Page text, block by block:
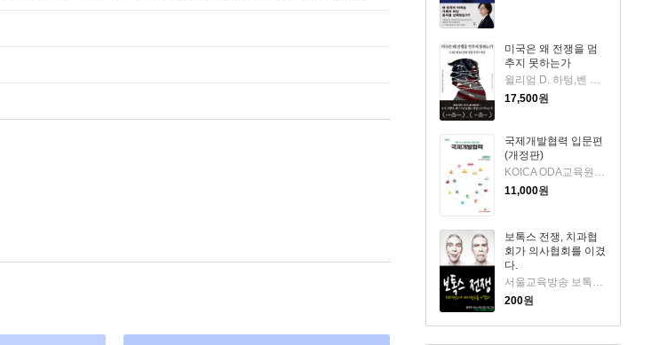
미국은 왜 전쟁을 멈
추지 못하는가
윌리엄 D. 하텅,벤 프리먼 저/백우진 역
17,500원
국제개발협력 입문편
(개정판)
KOICA ODA교육원 저
11,000원
보톡스 전쟁, 치과협
회가 의사협회를 이겼
다.
서울교육방송 보톡스 취재 저
200원